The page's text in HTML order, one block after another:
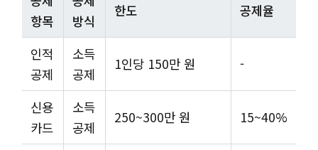
항목
방식
한도 공제율
인적
공제
소득
공제
1인당 150만 원 -
신용
카드
소득
공제
250~300만 원 15~40%